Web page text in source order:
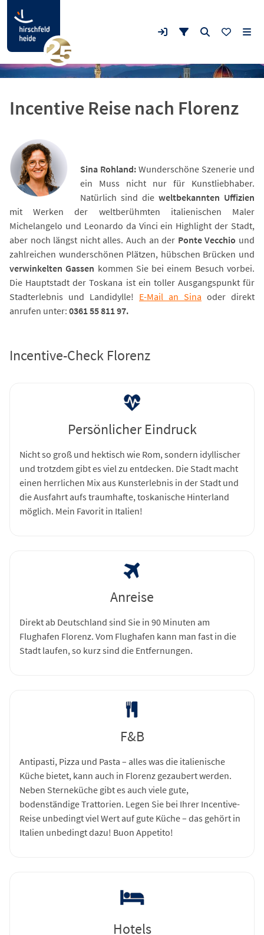
Incentive Reise nach Florenz
Sina Rohland: Wunderschöne Szenerie und
ein Muss nicht nur für Kunstliebhaber.
Natürlich sind die weltbekannten Uffizien
mit Werken der weltberühmten italienischen Maler
Michelangelo und Leonardo da Vinci ein Highlight der Stadt,
aber noch längst nicht alles. Auch an der Ponte Vecchio und
zahlreichen wunderschönen Plätzen, hübschen Brücken und
verwinkelten Gassen kommen Sie bei einem Besuch vorbei.
Die Hauptstadt der Toskana ist ein toller Ausgangspunkt für
Stadterlebnis und Landidylle! E-Mail an Sina oder direkt
anrufen unter: 0361 55 811 97.
Incentive-Check Florenz
Persönlicher Eindruck
Nicht so groß und hektisch wie Rom, sondern idyllischer
und trotzdem gibt es viel zu entdecken. Die Stadt macht
einen herrlichen Mix aus Kunsterlebnis in der Stadt und
die Ausfahrt aufs traumhafte, toskanische Hinterland
möglich. Mein Favorit in Italien!
Anreise
Direkt ab Deutschland sind Sie in 90 Minuten am
Flughafen Florenz. Vom Flughafen kann man fast in die
Stadt laufen, so kurz sind die Entfernungen.
F&B
Antipasti, Pizza und Pasta – alles was die italienische
Küche bietet, kann auch in Florenz gezaubert werden.
Neben Sterneküche gibt es auch viele gute,
bodenständige Trattorien. Legen Sie bei Ihrer Incentive-
Reise unbedingt viel Wert auf gute Küche – das gehört in
Italien unbedingt dazu! Buon Appetito!
Hotels